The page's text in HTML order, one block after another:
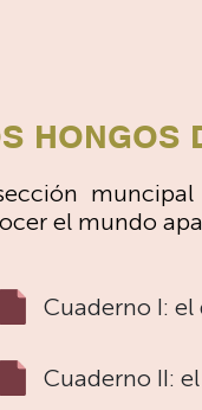
HONGOS
el mundo
Cuaderno I:
Cuaderno II: